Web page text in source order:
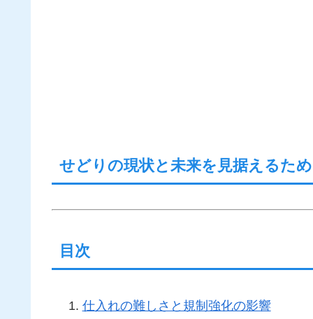
せどりの現状と未来を見据えるた
目次
仕入れの難しさと規制強化の影響